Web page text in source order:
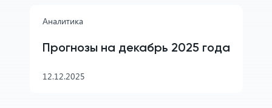
Аналитика
Прогнозы на декабрь 2025 года
12.12.2025